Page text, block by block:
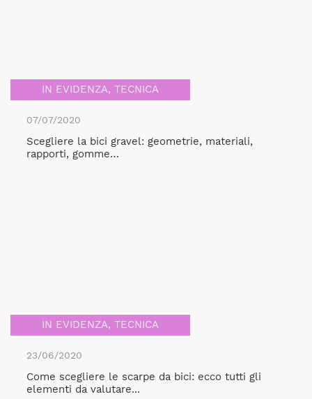
IN EVIDENZA, TECNICA
07/07/2020
Scegliere la bici gravel: geometrie, materiali,
rapporti, gomme…
IN EVIDENZA, TECNICA
23/06/2020
Come scegliere le scarpe da bici: ecco tutti gli
elementi da valutare...